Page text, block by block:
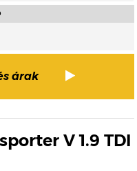
árak
V 1.9 TDI